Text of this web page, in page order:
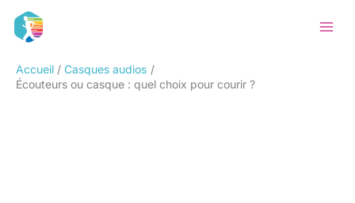
Accueil
Casques audios
Écouteurs ou casque : quel choix pour courir ?
Rechercher